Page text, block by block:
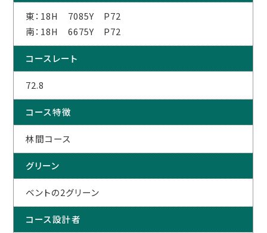
東：18H 7085Y P72
南：18H 6675Y P72
コースレート
72.8
コース特徴
林間コース
グリーン
ベントの2グリーン
コース設計者